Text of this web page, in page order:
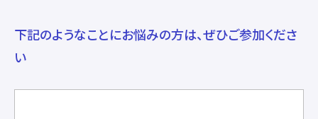
下記のようなことにお悩みの方は、ぜひご参加くださ
い